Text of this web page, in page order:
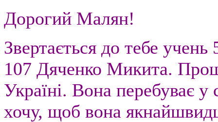
Дорогий Малян!
Звертається до тебе учень
107 Дяченко Микита.
Україні. Вона перебуває у
хочу, щоб вона